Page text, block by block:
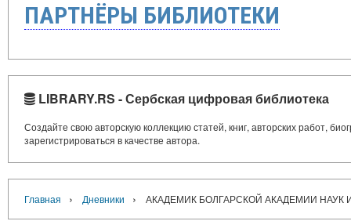
ПАРТНЁРЫ БИБЛИОТЕКИ
LIBRARY.RS - Сербская цифровая библиотека
Создайте свою авторскую коллекцию статей, книг, авторских работ,
зарегистрироваться в качестве автора.
Главная › Дневники › АКАДЕМИК БОЛГАРСКОЙ АКАДЕМИИ НАУК